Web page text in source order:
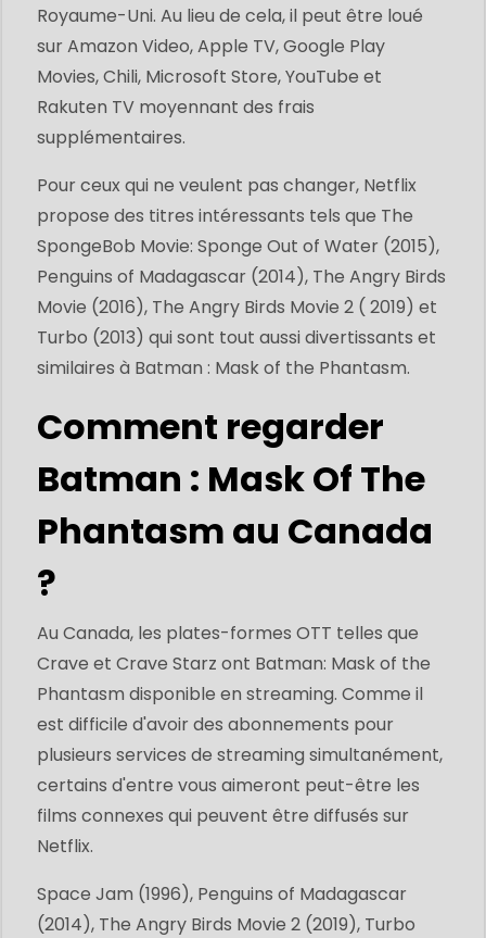
Royaume-Uni. Au lieu de cela, il peut être loué
sur Amazon Video, Apple TV, Google Play
Movies, Chili, Microsoft Store, YouTube et
Rakuten TV moyennant des frais
supplémentaires.
Pour ceux qui ne veulent pas changer, Netflix
propose des titres intéressants tels que The
SpongeBob Movie: Sponge Out of Water (2015),
Penguins of Madagascar (2014), The Angry Birds
Movie (2016), The Angry Birds Movie 2 ( 2019) et
Turbo (2013) qui sont tout aussi divertissants et
similaires à Batman : Mask of the Phantasm.
Comment regarder
Batman : Mask Of The
Phantasm au Canada
?
Au Canada, les plates-formes OTT telles que
Crave et Crave Starz ont Batman: Mask of the
Phantasm disponible en streaming. Comme il
est difficile d'avoir des abonnements pour
plusieurs services de streaming simultanément,
certains d'entre vous aimeront peut-être les
films connexes qui peuvent être diffusés sur
Netflix.
Space Jam (1996), Penguins of Madagascar
(2014), The Angry Birds Movie 2 (2019), Turbo